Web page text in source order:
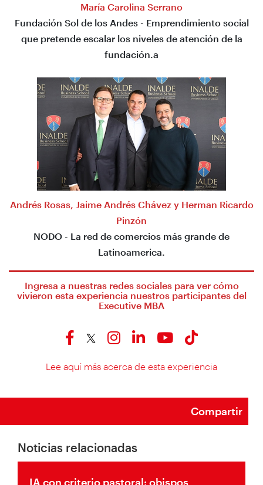
María Carolina Serrano
Fundación Sol de los Andes - Emprendimiento social
que pretende escalar los niveles de atención de la
fundación.a
Andrés Rosas, Jaime Andrés Chávez y Herman Ricardo
Pinzón
NODO - La red de comercios más grande de
Latinoamerica.
Ingresa a nuestras redes sociales para ver cómo
vivieron esta experiencia nuestros participantes del
Executive MBA
Lee aquí más acerca de esta experiencia
Compartir
Noticias relacionadas
IA con criterio pastoral: obispos